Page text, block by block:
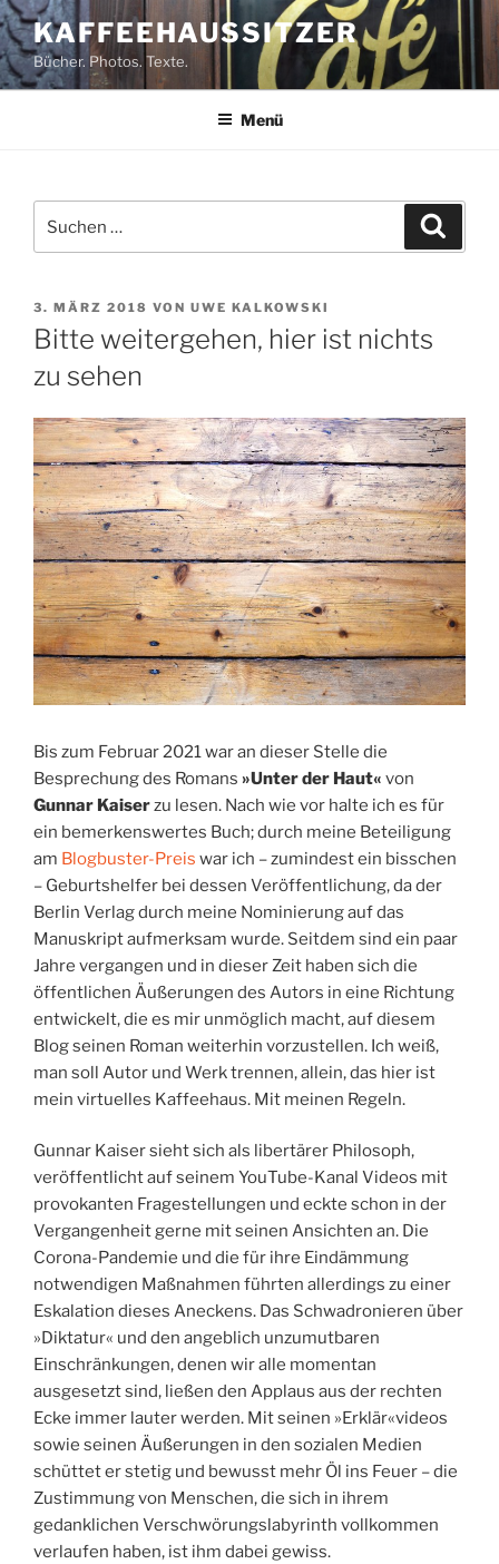
Zum
Inhalt
springen
KAFFEEHAUSSITZER
Bücher. Photos. Texte.
Menü
nach:
VERÖFFENTLICHT
AM
3. MÄRZ 2018 VON UWE KALKOWSKI
Bitte weitergehen, hier ist nichts
zu sehen
Bis zum Februar 2021 war an dieser Stelle die
Besprechung des Romans »Unter der Haut« von
Gunnar Kaiserzu lesen. Nach wie vor halte ich es für
ein bemerkenswertes Buch; durch meine Beteiligung
am Blogbuster-Preis war ich – zumindest ein bisschen
– Geburtshelfer bei dessen Veröffentlichung, da der
Berlin Verlag durch meine Nominierung auf das
Manuskript aufmerksam wurde. Seitdem sind ein paar
Jahre vergangen und in dieser Zeit haben sich die
öffentlichen Äußerungen des Autors in eine Richtung
entwickelt, die es mir unmöglich macht, auf diesem
Blog seinen Roman weiterhin vorzustellen. Ich weiß,
man soll Autor und Werk trennen, allein, das hier ist
mein virtuelles Kaffeehaus. Mit meinen Regeln.
Gunnar Kaiser sieht sich als libertärer Philosoph,
veröffentlicht auf seinem YouTube-Kanal Videos mit
provokanten Fragestellungen und eckte schon in der
Vergangenheit gerne mit seinen Ansichten an. Die
Corona-Pandemie und die für ihre Eindämmung
notwendigen Maßnahmen führten allerdings zu einer
Eskalation dieses Aneckens. Das Schwadronieren über
»Diktatur« und den angeblich unzumutbaren
Einschränkungen, denen wir alle momentan
ausgesetzt sind, ließen den Applaus aus der rechten
Ecke immer lauter werden. Mit seinen »Erklär«videos
sowie seinen Äußerungen in den sozialen Medien
schüttet er stetig und bewusst mehr Öl ins Feuer – die
Zustimmung von Menschen, die sich in ihrem
gedanklichen Verschwörungslabyrinth vollkommen
verlaufen haben, ist ihm dabei gewiss.